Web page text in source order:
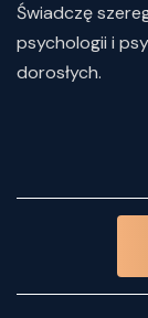
Świadczę
psychologii i
dorosłych.